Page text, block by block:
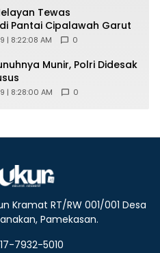
Tewas
Pantai Cipalawah Garut
| 8:22:08 AM 0
Munir, Polri Didesak
| 8:28:00 AM 0
Kramat RT/RW 001/001 Desa
Pamekasan.
7932-5010